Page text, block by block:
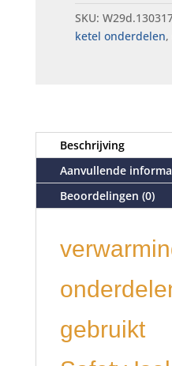
SKU:
ketel onderdelen,
Beschrijving
Aanvullende
Beoordelingen (0)
gebruikt